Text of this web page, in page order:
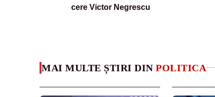
cere Victor Negrescu
MAI MULTE ȘTIRI DIN POLITICA